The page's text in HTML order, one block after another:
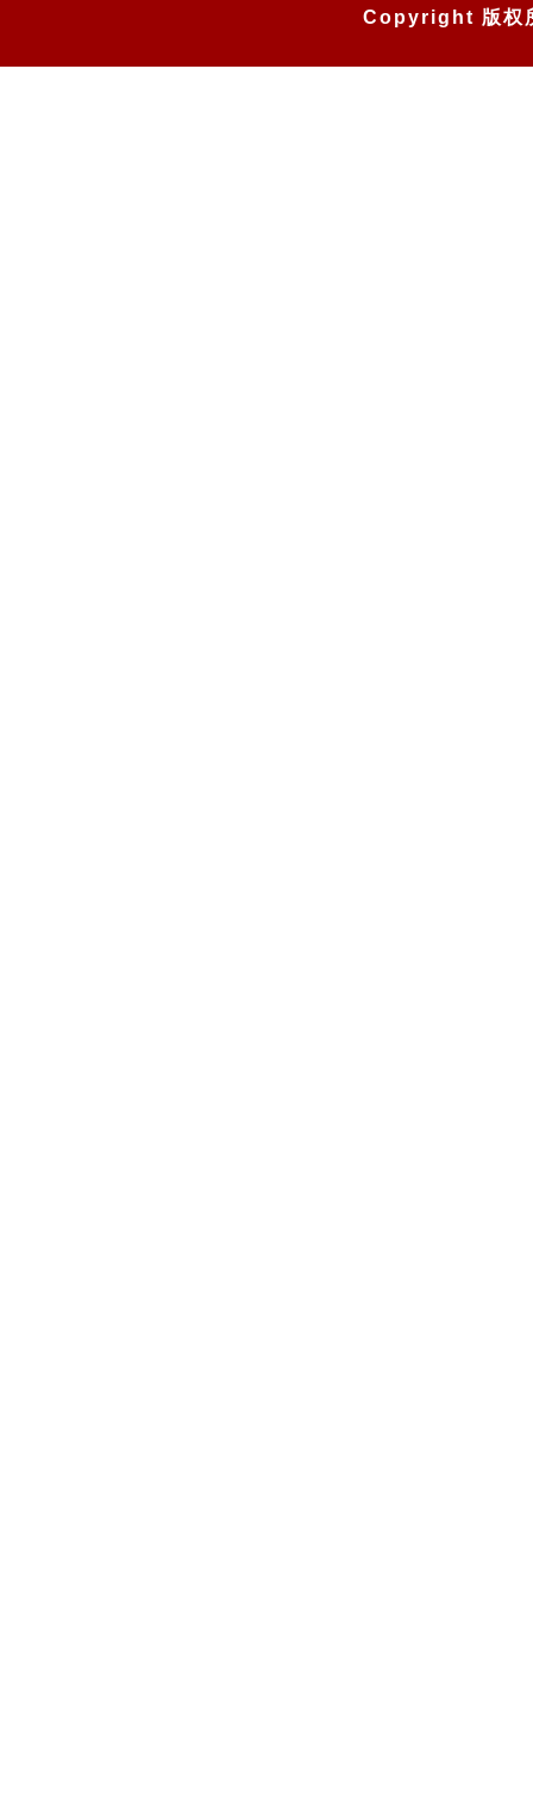
Copyright 版权